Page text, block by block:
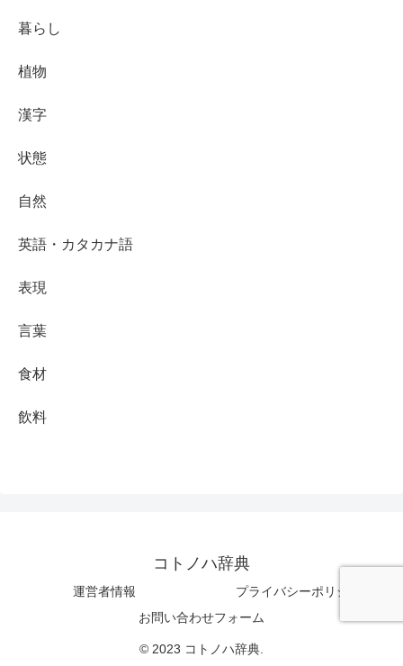
暮らし
植物
漢字
状態
自然
英語・カタカナ語
表現
言葉
食材
飲料
コトノハ辞典
運営者情報
プライバシーポリシー
お問い合わせフォーム
© 2023 コトノハ辞典.